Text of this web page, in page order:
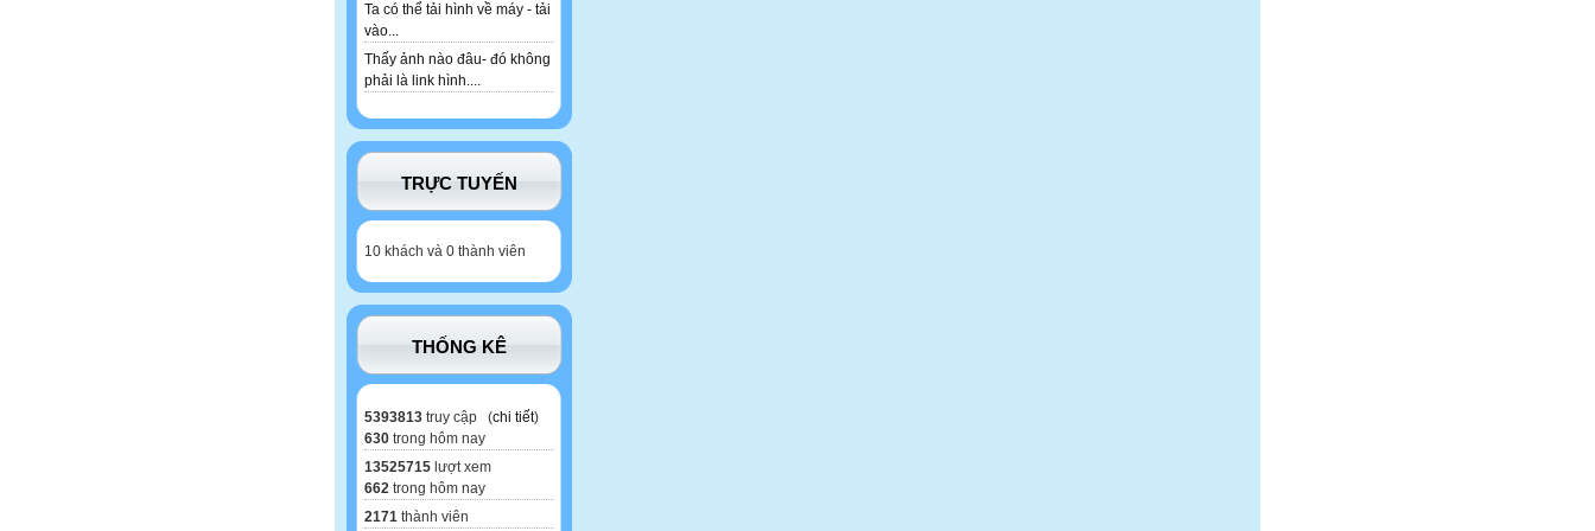
Ta có thể tải hình về máy - tải
vào...
Thấy ảnh nào đâu- đó không
phải là link hình....
TRỰC TUYẾN
10 khách và 0 thành viên
THỐNG KÊ
5393813 truy cập (chi tiết)
630 trong hôm nay
13525715 lượt xem
662 trong hôm nay
2171 thành viên